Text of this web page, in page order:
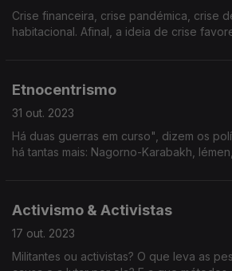
Crise financeira, crise pandémica, crise
habitacional. Afinal, a ideia de crise
Etnocentrismo
31 out. 2023
Há duas guerras em curso", dizem os
há tantas mais: Nagorno-Karabakh,
Activismo & Activistas
17 out. 2023
Militantes ou activistas? O que leva as